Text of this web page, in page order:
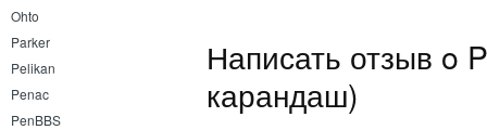
Ohto
Parker
Pelikan
Penac
PenBBS
Написать отзыв o
карандаш)